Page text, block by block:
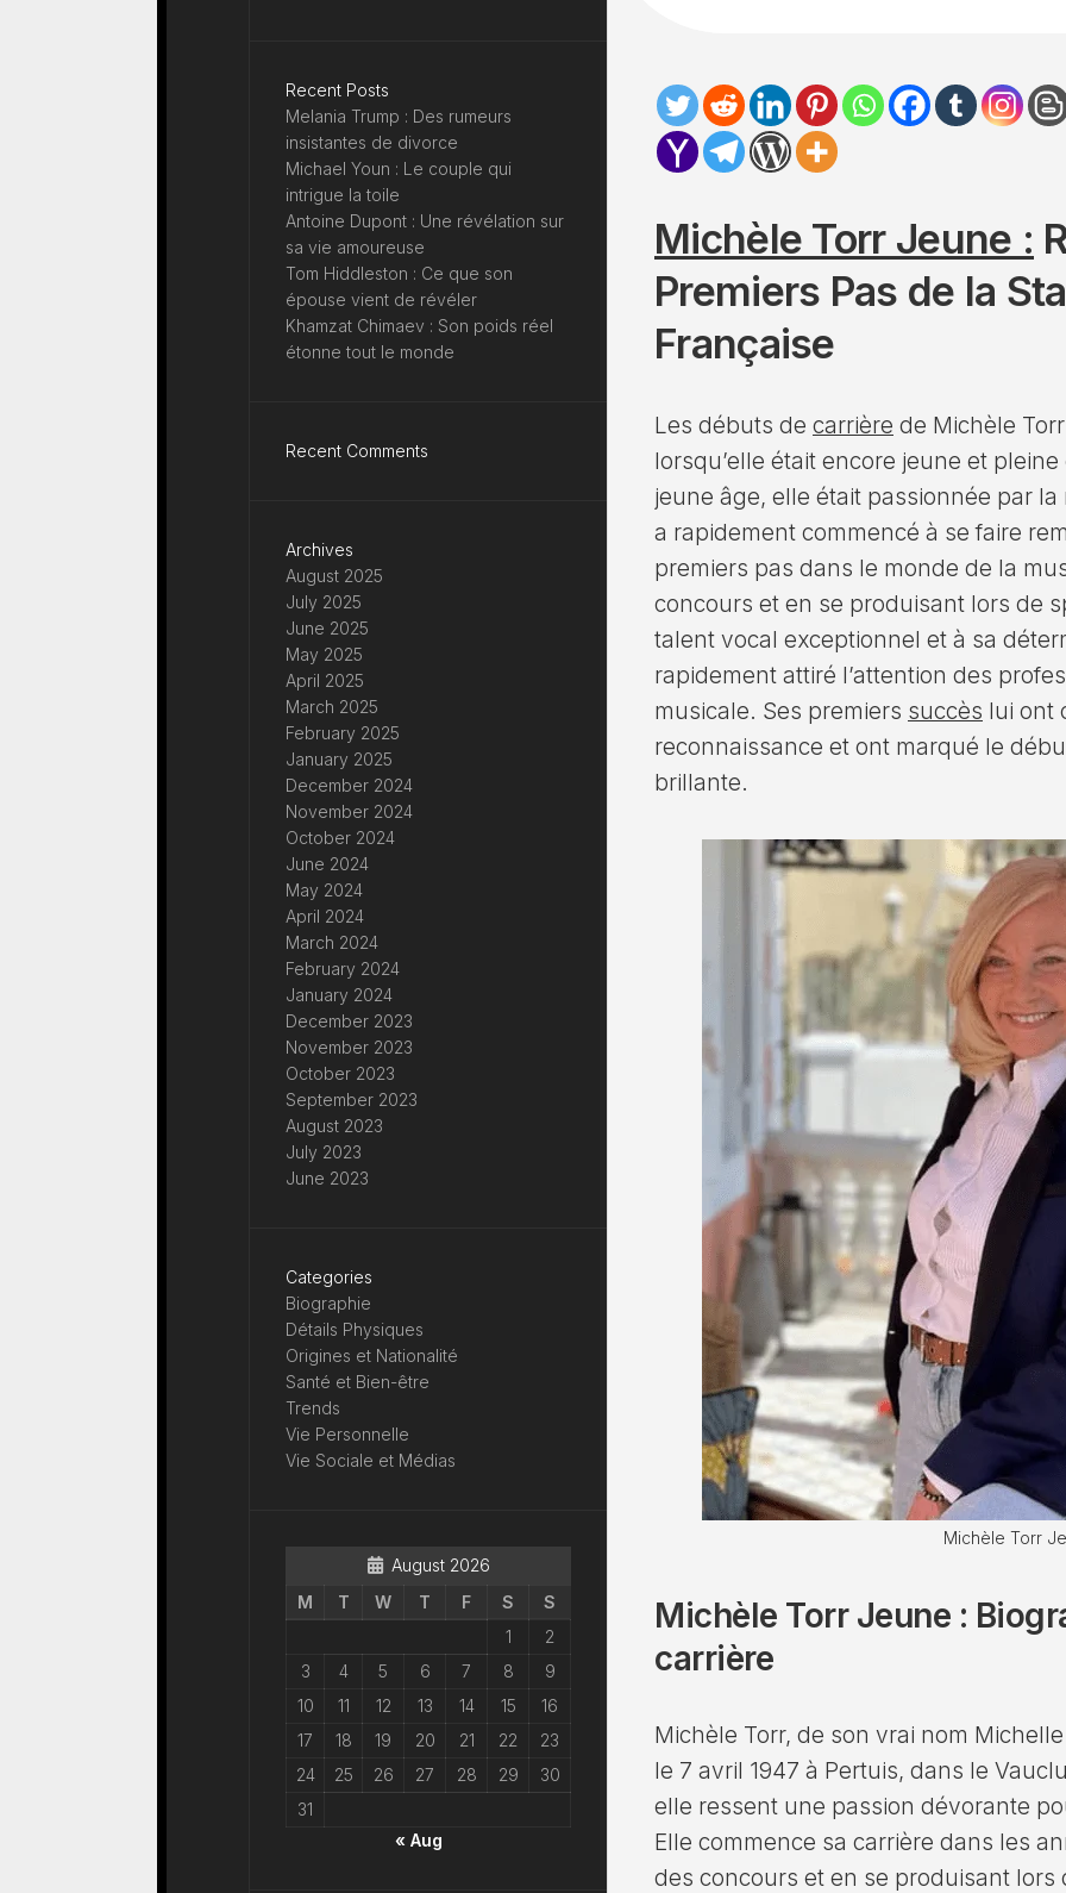
Michèle Torr Jeune :
Premiers Pas de la
Française
Les débuts de carrière de Michèle
lorsqu’elle était encore jeune et
jeune âge, elle était passionnée par
a rapidement commencé à se faire
premiers pas dans le monde de la
concours et en se produisant lors de
talent vocal exceptionnel et à sa
rapidement attiré l’attention des
musicale. Ses premiers succès lui ont
reconnaissance et ont marqué le
brillante.
Michèle Torr
Michèle Torr Jeune :
carrière
Michèle Torr, de son vrai nom
le 7 avril 1947 à Pertuis, dans le
elle ressent une passion dévorante
Elle commence sa carrière dans les
des concours et en se produisant lors
Recent Posts
Melania Trump : Des rumeurs
insistantes de divorce
Michael Youn : Le couple qui
intrigue la toile
Antoine Dupont : Une révélation sur
sa vie amoureuse
Tom Hiddleston : Ce que son
épouse vient de révéler
Khamzat Chimaev : Son poids réel
étonne tout le monde
Recent Comments
Archives
August 2025
July 2025
June 2025
May 2025
April 2025
March 2025
February 2025
January 2025
December 2024
November 2024
October 2024
June 2024
May 2024
April 2024
March 2024
February 2024
January 2024
December 2023
November 2023
October 2023
September 2023
August 2023
July 2023
June 2023
Categories
Biographie
Détails Physiques
Origines et Nationalité
Santé et Bien-être
Trends
Vie Personnelle
Vie Sociale et Médias
August 2026
M
T W T F S
S
1
2
3
4 5 6 7 8
9
10
11 12 13 14 15
16
17
18 19 20 21 22
23
24
25 26 27 28 29
30
31
« Aug